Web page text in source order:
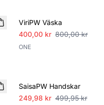
ViriPW Väska
400,00 kr 800,00 kr
ONE
SaisaPW Handskar
249,98 kr 499,95 kr